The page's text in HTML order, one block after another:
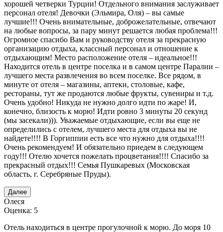
хорошей четверки Турции! Отдельного внимания заслуживает
персонал отеля! Девочки (Эльмира, Оля) – вы самые
лучшие!!! Очень внимательные, доброжелательные, отвечают
на любые вопросы, за пару минут решается любая проблема!!!
Огромное спасибо Вам и руководству отеля за прекрасную
организацию отдыха, классный персонал и отношение к
отдыхающим! Место расположение отеля – идеальное!!!
Находится отель в центре поселка и в самом центре Паралии –
лучшего места развлечения во всем поселке. Все рядом, в
минуте от отеля – магазины, аптеки, столовые, кафе,
рестораны, тут же продаются любые фрукты, сувениры и т.д.
Очень удобно! Никуда не нужно долго идти по жаре! И,
конечно, близость к морю! Идти ровно 3 минуты 20 секунд
(мы засекали))). Уважаемые отдыхающие, если вы еще не
определились с отелем, лучшего места для отдыха вы не
найдете!!!! В Горгиппии есть все что нужно для отдыха!!!!
Очень рекомендуем! И обязательно приедем в следующем
году!!! Отелю хочется пожелать процветания!!!! Спасибо за
прекрасный отдых!!! Семья Пушкаревых (Московская
область, г. Серебряные Пруды).
Далее
Олеся
Оценка: 5
Отель находиться в центре прогулочной к морю. До моря 10